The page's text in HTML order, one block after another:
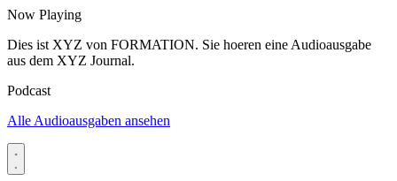
Now Playing
Dies ist XYZ von FORMATION. Sie hoeren eine Audioausgabe
aus dem XYZ Journal.
Podcast
Alle Audioausgaben ansehen